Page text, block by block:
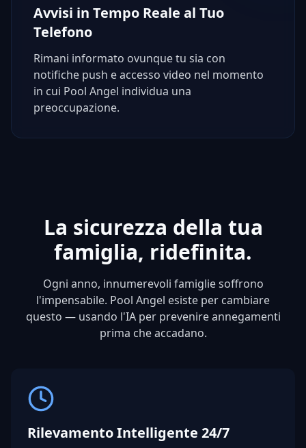
Avvisi in Tempo Reale al Tuo
Telefono
Rimani informato ovunque tu sia con
notifiche push e accesso video nel momento
in cui Pool Angel individua una
preoccupazione.
La sicurezza della tua
famiglia, ridefinita.
Ogni anno, innumerevoli famiglie soffrono
l'impensabile. Pool Angel esiste per cambiare
questo — usando l'IA per prevenire annegamenti
prima che accadano.
Rilevamento Intelligente 24/7